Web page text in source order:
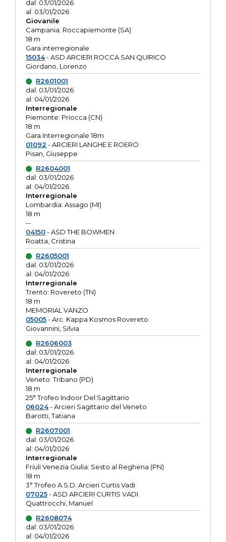
dal: 03/01/2026
al: 03/01/2026
Giovanile
Campania: Roccapiemonte (SA)
18 m
Gara interregionale
15034- ASD ARCIERI ROCCA SAN QUIRICO
Giordano, Lorenzo
R2601001
dal: 03/01/2026
al: 04/01/2026
Interregionale
Piemonte: Priocca (CN)
18 m
Gara Interregionale 18m
01092 - ARCIERI LANGHE E ROERO
Pisan, Giuseppe
R2604001
dal: 03/01/2026
al: 04/01/2026
Interregionale
Lombardia: Assago (MI)
18 m
--
04150- ASD THE BOWMEN
Roatta, Cristina
R2605001
dal: 03/01/2026
al: 04/01/2026
Interregionale
Trento: Rovereto (TN)
18 m
MEMORIAL VANZO
05005- Arc. Kappa Kosmos Rovereto
Giovannini, Silvia
R2606003
dal: 03/01/2026
al: 04/01/2026
Interregionale
Veneto: Tribano (PD)
18 m
25° Trofeo Indoor Del Sagittario
06024- Arcieri Sagittario del Veneto
Barotti, Tatiana
R2607001
dal: 03/01/2026
al: 04/01/2026
Interregionale
Friuli Venezia Giulia: Sesto al Reghena (PN)
18 m
3° Trofeo A.S.D. Arcieri Curtis Vadi
07025- ASD ARCIERI CURTIS VADI
Quattrocchi, Manuel
R2608074
dal: 03/01/2026
al: 04/01/2026